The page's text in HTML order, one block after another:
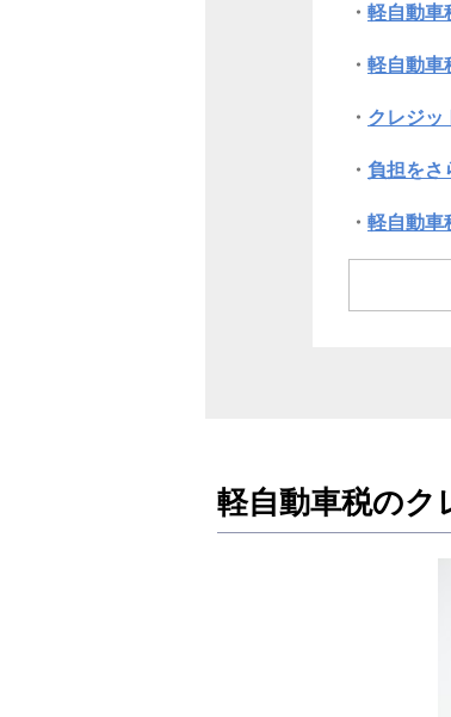
軽自動車
軽自動車
クレジッ
負担をさ
軽自動車
軽自動車税のク